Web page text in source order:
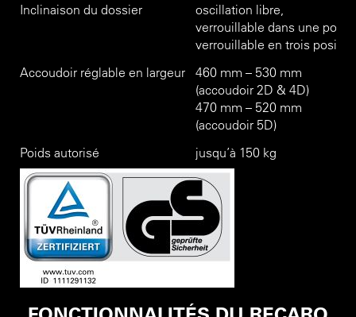
Inclinaison du dossier
oscillation libre,
verrouillable dans une
verrouillable en trois
Accoudoir réglable en largeur
460 mm – 530 mm
(accoudoir 2D & 4D)
470 mm – 520 mm
(accoudoir 5D)
Poids autorisé
jusqu’à 150 kg